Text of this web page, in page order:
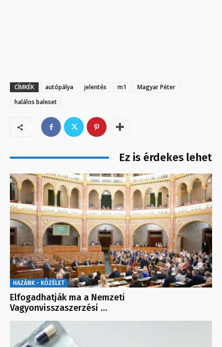
CÍMKÉK autópálya jelentés m1
Magyar Péter
halálos baleset
Ez is érdekes lehet
HAZÁNK - KÖZÉLET
Elfogadhatják ma a Nemzeti
Vagyonvisszaszerzési …